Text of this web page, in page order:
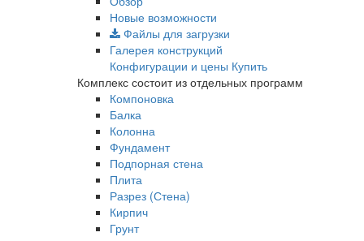
Новые возможности
Файлы для загрузки
Галерея конструкций
Конфигурации и цены Купить
Комплекс состоит из отдельных программ
Компоновка
Балка
Колонна
Фундамент
Подпорная стена
Плита
Разрез (Стена)
Кирпич
Грунт